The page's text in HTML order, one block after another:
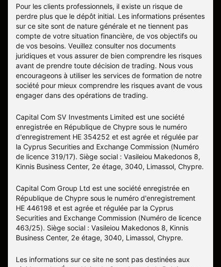
Pour les clients professionnels, il existe un risque de
perdre plus que le dépôt initial. Les informations présentes
sur ce site sont de nature générale et ne tiennent pas
compte de votre situation financière, de vos objectifs ou
de vos besoins. Veuillez consulter nos documents
juridiques et vous assurer de bien comprendre les risques
avant de prendre toute décision de trading. Nous vous
encourageons à utiliser les services de formation de notre
société pour mieux comprendre les risques avant de vous
engager dans des opérations de trading.
Capital Com SV Investments Limited est une société
enregistrée en République de Chypre sous le numéro
d'enregistrement HE 354252 et est agrée et régulée par
la Cyprus Securities and Exchange Commission (Numéro
de licence 319/17). Siège social : Vasileiou Makedonos 8,
Kinnis Business Center, 2e étage, 3040, Limassol, Chypre.
Capital Com Group Ltd est une société enregistrée en
République de Chypre sous le numéro d'enregistrement
ΗΕ 446198 et est agrée et régulée par la Cyprus
Securities and Exchange Commission (Numéro de licence
463/25). Siège social : Vasileiou Makedonos 8, Kinnis
Business Center, 2e étage, 3040, Limassol, Chypre.
Les informations sur ce site ne sont pas destinées aux